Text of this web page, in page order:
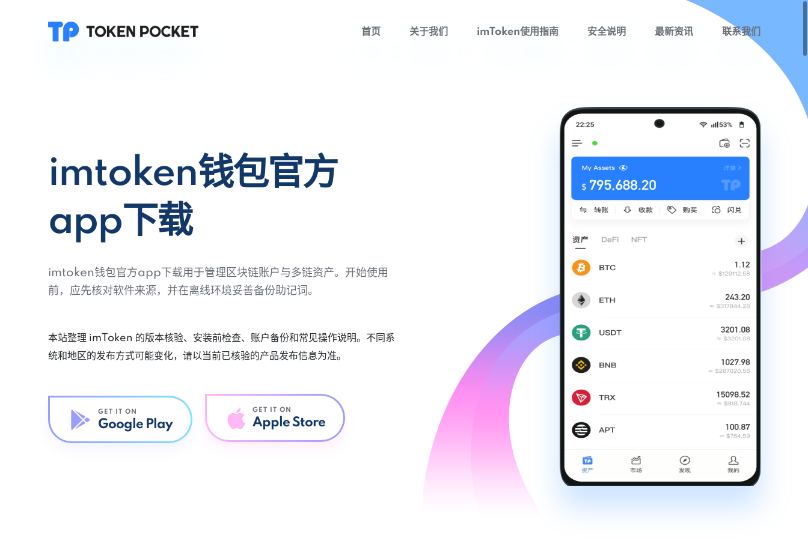
首页 关于我们 imToken使用指南 安全说明 最新资讯 联系我们
imtoken钱包官方
app下载
imtoken钱包官方app下载用于管理区块链账户与多链资产。开始使用
前，应先核对软件来源，并在离线环境妥善备份助记词。
本站整理 imToken 的版本核验、安装前检查、账户备份和常见操作说明。不同系
统和地区的发布方式可能变化，请以当前已核验的产品发布信息为准。
GET IT ON
Google Play
GET IT ON
Apple Store